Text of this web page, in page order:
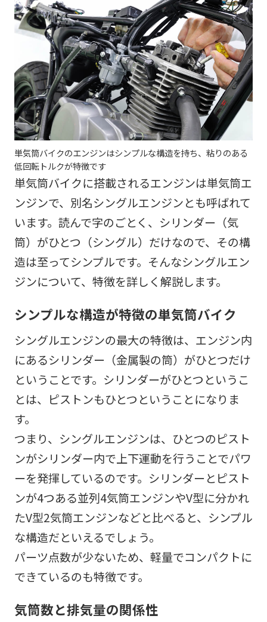
単気筒バイクのエンジンはシンプルな構造を持ち、粘りのある
低回転トルクが特徴です
単気筒バイクに搭載されるエンジンは単気筒エ
ンジンで、別名シングルエンジンとも呼ばれて
います。読んで字のごとく、シリンダー（気
筒）がひとつ（シングル）だけなので、その構
造は至ってシンプルです。そんなシングルエン
ジンについて、特徴を詳しく解説します。
シンプルな構造が特徴の単気筒バイク
シングルエンジンの最大の特徴は、エンジン内
にあるシリンダー（金属製の筒）がひとつだけ
ということです。シリンダーがひとつというこ
とは、ピストンもひとつということになりま
す。
つまり、シングルエンジンは、ひとつのピスト
ンがシリンダー内で上下運動を行うことでパワ
ーを発揮しているのです。シリンダーとピスト
ンが4つある並列4気筒エンジンやV型に分かれ
たV型2気筒エンジンなどと比べると、シンプル
な構造だといえるでしょう。
パーツ点数が少ないため、軽量でコンパクトに
できているのも特徴です。
気筒数と排気量の関係性